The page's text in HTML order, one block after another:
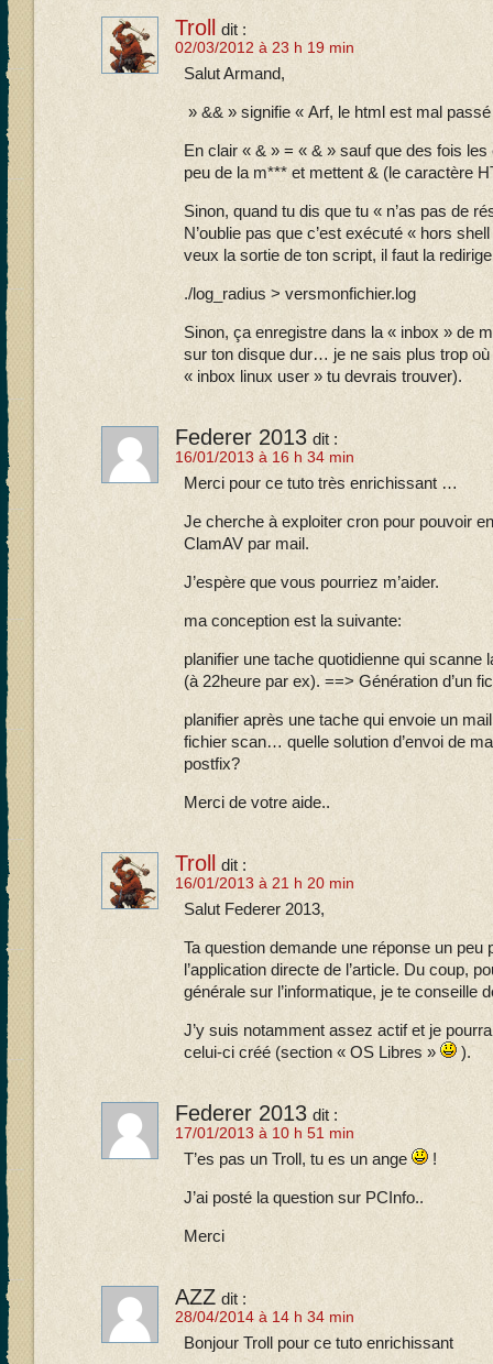
Troll dit :
02/03/2012 à 23 h 19 min
Salut Armand,
» && » signifie « Arf, le html est mal
En clair « & » = « & » sauf que des fois
peu de la m*** et mettent & (le caractère
Sinon, quand tu dis que tu « n’as pas de
N’oublie pas que c’est exécuté « hors
veux la sortie de ton script, il faut la
./log_radius > versmonfichier.log
Sinon, ça enregistre dans la « inbox » de
sur ton disque dur… je ne sais plus trop
« inbox linux user » tu devrais trouver).
Federer 2013 dit :
16/01/2013 à 16 h 34 min
Merci pour ce tuto très enrichissant …
Je cherche à exploiter cron pour pouvoir
ClamAV par mail.
J’espère que vous pourriez m’aider.
ma conception est la suivante:
planifier une tache quotidienne qui scanne
(à 22heure par ex). ==> Génération d’un
planifier après une tache qui envoie un
fichier scan… quelle solution d’envoi de
postfix?
Merci de votre aide..
Troll dit :
16/01/2013 à 21 h 20 min
Salut Federer 2013,
Ta question demande une réponse un peu
l’application directe de l’article. Du coup,
générale sur l’informatique, je te conseille
J’y suis notamment assez actif et je
celui-ci créé (section « OS Libres »
).
Federer 2013 dit :
17/01/2013 à 10 h 51 min
T’es pas un Troll, tu es un ange
!
J’ai posté la question sur PCInfo..
Merci
AZZ dit :
28/04/2014 à 14 h 34 min
Bonjour Troll pour ce tuto enrichissant